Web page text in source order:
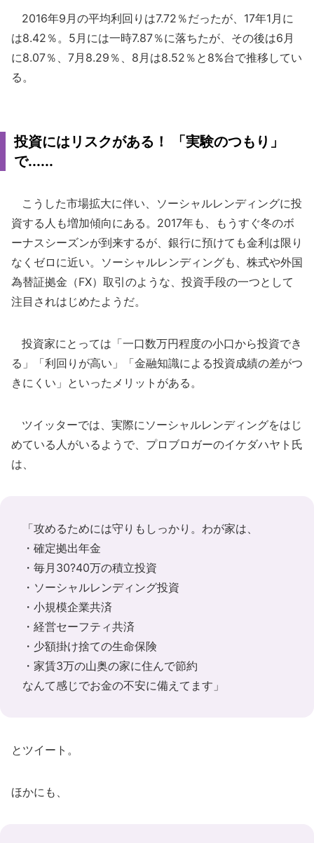
2016年9月の平均利回りは7.72％だったが、17年1月に
は8.42％。5月には一時7.87％に落ちたが、その後は6月
に8.07％、7月8.29％、8月は8.52％と8%台で推移してい
る。
投資にはリスクがある！ 「実験のつもり」
で......
こうした市場拡大に伴い、ソーシャルレンディングに投
資する人も増加傾向にある。2017年も、もうすぐ冬のボ
ーナスシーズンが到来するが、銀行に預けても金利は限り
なくゼロに近い。ソーシャルレンディングも、株式や外国
為替証拠金（FX）取引のような、投資手段の一つとして
注目されはじめたようだ。
投資家にとっては「一口数万円程度の小口から投資でき
る」「利回りが高い」「金融知識による投資成績の差がつ
きにくい」といったメリットがある。
ツイッターでは、実際にソーシャルレンディングをはじ
めている人がいるようで、プロブロガーのイケダハヤト氏
は、
「攻めるためには守りもしっかり。わが家は、
・確定拠出年金
・毎月30?40万の積立投資
・ソーシャルレンディング投資
・小規模企業共済
・経営セーフティ共済
・少額掛け捨ての生命保険
・家賃3万の山奥の家に住んで節約
なんて感じでお金の不安に備えてます」
とツイート。
ほかにも、